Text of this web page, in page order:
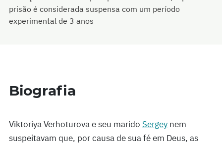
prisão é considerada suspensa com um período
experimental de 3 anos
Biografia
Viktoriya Verhoturova e seu marido Sergey nem
suspeitavam que, por causa de sua fé em Deus, as